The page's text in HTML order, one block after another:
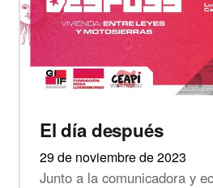
El día después
29 de noviembre de 2023
Junto a la comunicadora y